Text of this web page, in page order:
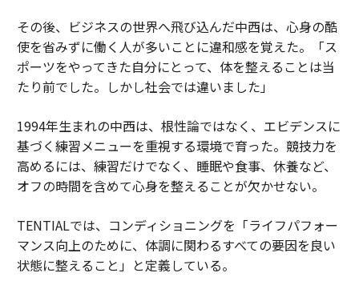
その後、ビジネスの世界へ飛び込んだ中西は、心身の酷
使を省みずに働く人が多いことに違和感を覚えた。「ス
ポーツをやってきた自分にとって、体を整えることは当
たり前でした。しかし社会では違いました」
1994年生まれの中西は、根性論ではなく、エビデンスに
基づく練習メニューを重視する環境で育った。競技力を
高めるには、練習だけでなく、睡眠や食事、休養など、
オフの時間を含めて心身を整えることが欠かせない。
TENTIALでは、コンディショニングを「ライフパフォー
マンス向上のために、体調に関わるすべての要因を良い
状態に整えること」と定義している。